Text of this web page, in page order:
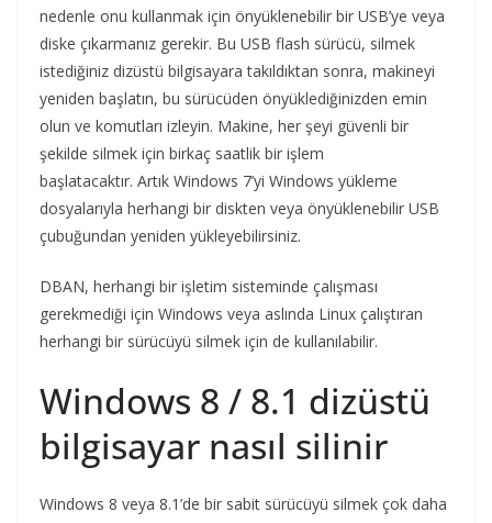
nedenle onu kullanmak için önyüklenebilir bir USB’ye veya
diske çıkarmanız gerekir. Bu USB flash sürücü, silmek
istediğiniz dizüstü bilgisayara takıldıktan sonra, makineyi
yeniden başlatın, bu sürücüden önyüklediğinizden emin
olun ve komutları izleyin. Makine, her şeyi güvenli bir
şekilde silmek için birkaç saatlik bir işlem
başlatacaktır. Artık Windows 7’yi Windows yükleme
dosyalarıyla herhangi bir diskten veya önyüklenebilir USB
çubuğundan yeniden yükleyebilirsiniz.
DBAN, herhangi bir işletim sisteminde çalışması
gerekmediği için Windows veya aslında Linux çalıştıran
herhangi bir sürücüyü silmek için de kullanılabilir.
Windows 8 / 8.1 dizüstü
bilgisayar nasıl silinir
Windows 8 veya 8.1’de bir sabit sürücüyü silmek çok daha